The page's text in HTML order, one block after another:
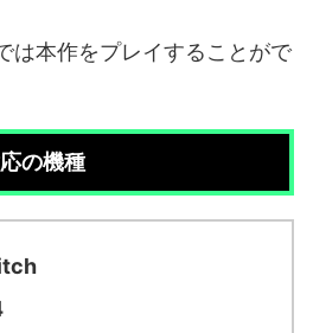
は本作をプレイすることがで
の機種